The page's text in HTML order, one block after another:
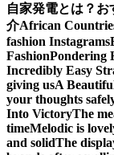
自家発電とは？
介African
fashion Instagrams
FashionPondering
Incredibly Easy
giving usA
your thoughts
Into VictoryThe
timeMelodic is
and solidThe